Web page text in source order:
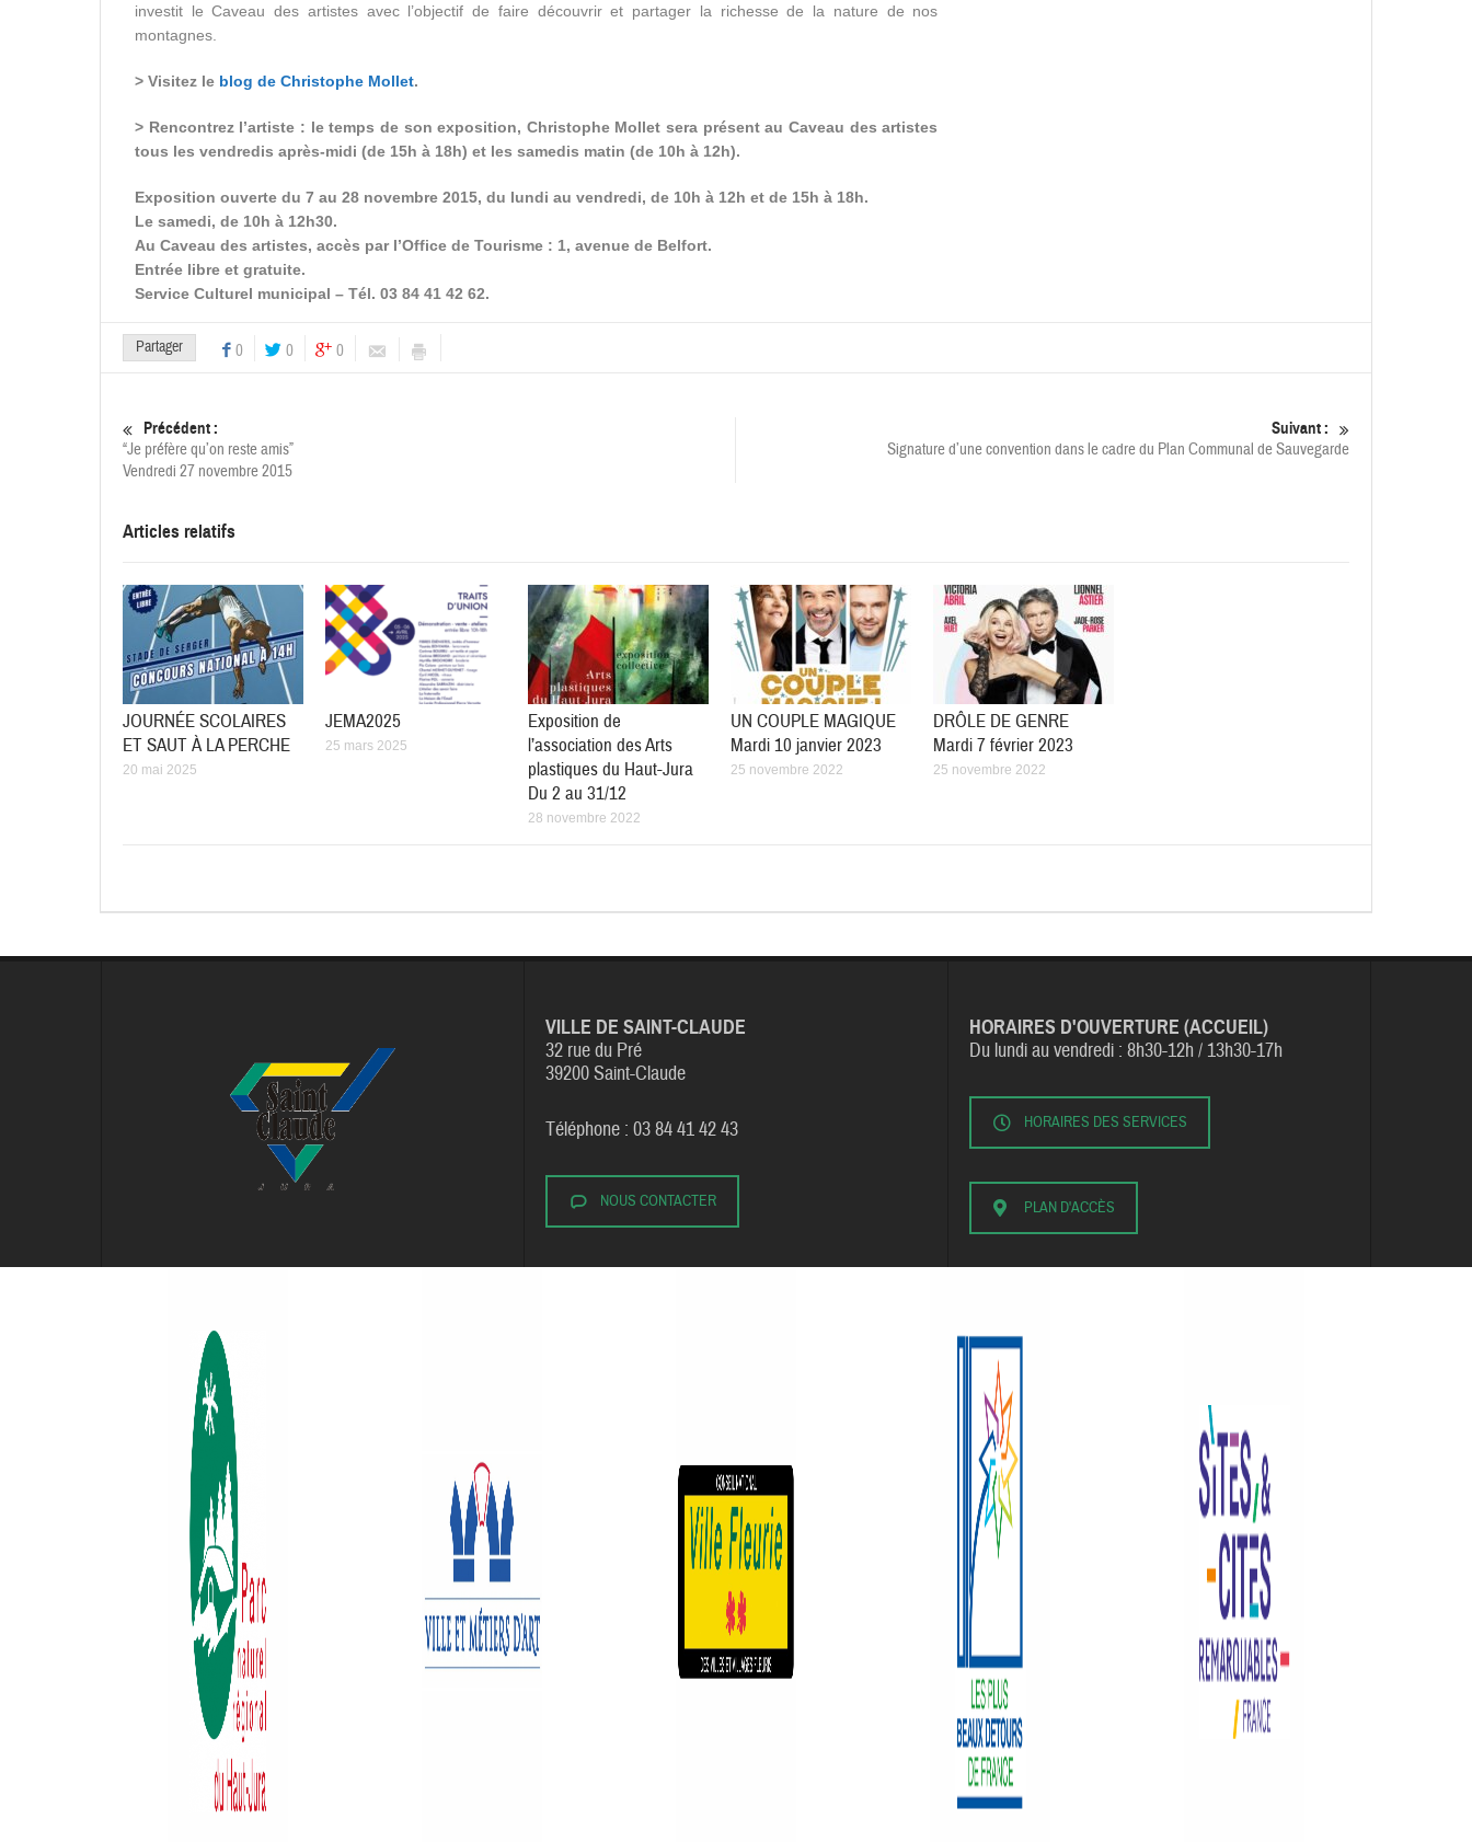
investit le Caveau des artistes avec l’objectif de faire découvrir et partager la richesse de la nature de nos
montagnes.
> Visitez le blog de Christophe Mollet.
> Rencontrez l’artiste : le temps de son exposition, Christophe Mollet sera présent au Caveau des artistes
tous les vendredis après-midi (de 15h à 18h) et les samedis matin (de 10h à 12h).
Exposition ouverte du 7 au 28 novembre 2015, du lundi au vendredi, de 10h à 12h et de 15h à 18h.
Le samedi, de 10h à 12h30.
Au Caveau des artistes, accès par l’Office de Tourisme : 1, avenue de Belfort.
Entrée libre et gratuite.
Service Culturel municipal – Tél. 03 84 41 42 62.
Partager 0 0 0
Précédent :
“Je préfère qu’on reste amis”
Vendredi 27 novembre 2015
Suivant :
Signature d’une convention dans le cadre du Plan Communal de Sauvegarde
Articles relatifs
JOURNÉE SCOLAIRES
ET SAUT À LA PERCHE
20 mai 2025
JEMA2025
25 mars 2025
Exposition de
l’association des Arts
plastiques du Haut-Jura
Du 2 au 31/12
28 novembre 2022
UN COUPLE MAGIQUE
Mardi 10 janvier 2023
25 novembre 2022
DRÔLE DE GENRE
Mardi 7 février 2023
25 novembre 2022
VILLE DE SAINT-CLAUDE
32 rue du Pré
39200 Saint-Claude
Téléphone : 03 84 41 42 43
NOUS CONTACTER
HORAIRES D'OUVERTURE (ACCUEIL)
Du lundi au vendredi : 8h30-12h / 13h30-17h
HORAIRES DES SERVICES
PLAN D'ACCÈS